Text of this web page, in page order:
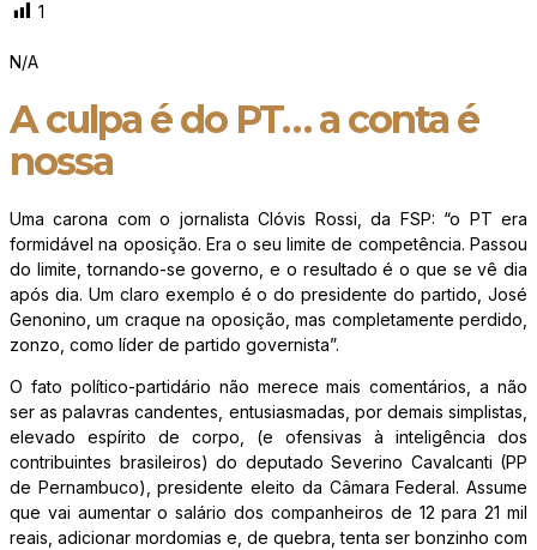
1
N/A
A culpa é do PT… a conta é
nossa
Uma carona com o jornalista Clóvis Rossi, da FSP: “o PT era
formidável na oposição. Era o seu limite de competência. Passou
do limite, tornando-se governo, e o resultado é o que se vê dia
após dia. Um claro exemplo é o do presidente do partido, José
Genonino, um craque na oposição, mas completamente perdido,
zonzo, como líder de partido governista”.
O fato político-partidário não merece mais comentários, a não
ser as palavras candentes, entusiasmadas, por demais simplistas,
elevado espírito de corpo, (e ofensivas à inteligência dos
contribuintes brasileiros) do deputado Severino Cavalcanti (PP
de Pernambuco), presidente eleito da Câmara Federal. Assume
que vai aumentar o salário dos companheiros de 12 para 21 mil
reais, adicionar mordomias e, de quebra, tenta ser bonzinho com